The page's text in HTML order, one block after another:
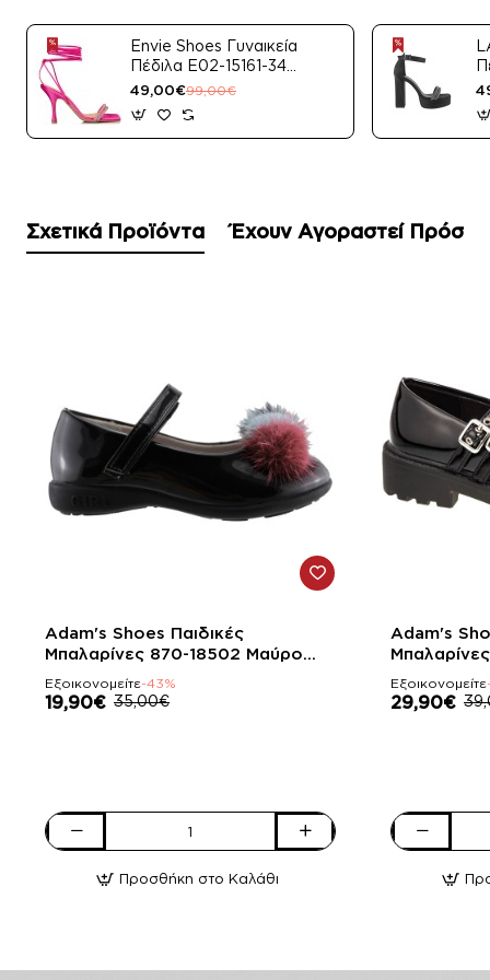
Envie Shoes Γυναικεία
Πέδιλα E02-15161-34
Μαύρο Satin
49,00€99,00€
Σχετικά Προϊόντα Έχουν Αγοραστεί
-43%
Adam's Shoes Παιδικές
Μπαλαρίνες 870-18502 Μαύρο
Λουστρίνι
Εξοικονομείτε-43%
19,90€ 35,00€
Adam's
Παιδικές Προσθήκη στο Καλάθι
-23%
Adam's
Λουστρίνι
Εξοικονομείτε
29,90€
Adam's
Παιδικές